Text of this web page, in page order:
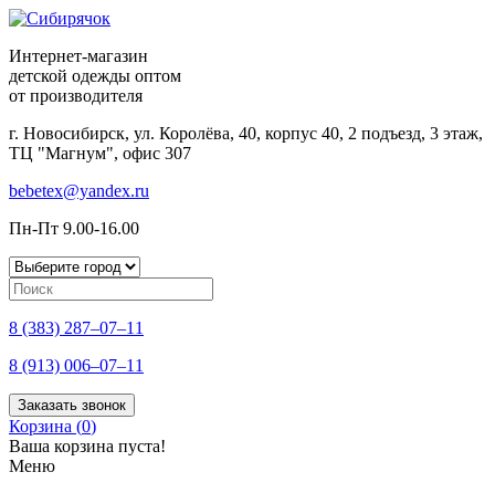
Интернет-магазин
детской одежды оптом
от производителя
г. Новосибирск, ул. Королёва, 40, корпус 40, 2 подъезд, 3 этаж,
ТЦ "Магнум", офис 307
bebetex@yandex.ru
Пн-Пт 9.00-16.00
8 (383) 287–07–11
8 (913) 006–07–11
Заказать звонок
Корзина (0)
Ваша корзина пуста!
Меню